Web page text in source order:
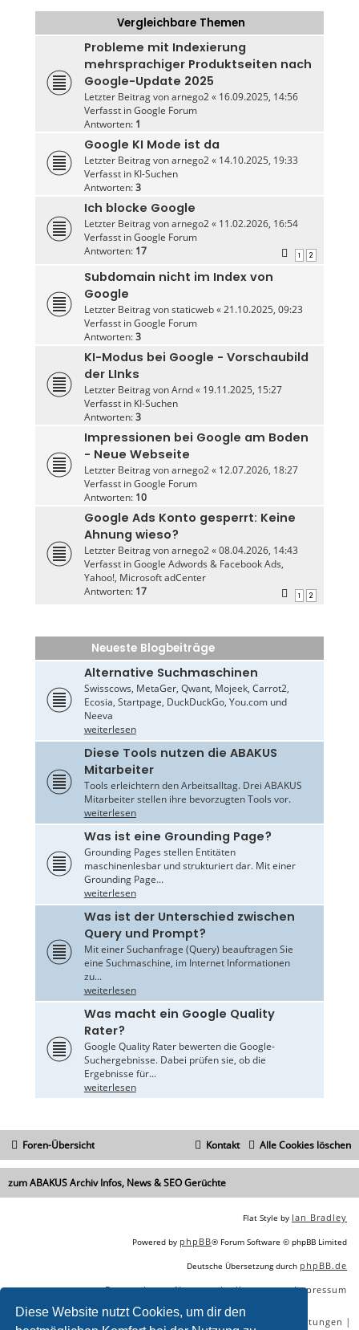
Diese Website nutzt Cookies, um dir den
Vergleichbare Themen
Probleme mit Indexierung
mehrsprachiger Produktseiten nach
Google-Update 2025
Letzter Beitrag vonarnego2« 16.09.2025, 14:56
Verfasst inGoogle Forum
Antworten: 1
Google KI Mode ist da
Letzter Beitrag vonarnego2« 14.10.2025, 19:33
Verfasst in KI-Suchen
Antworten:3
Ich blocke Google
Letzter Beitrag vonarnego2« 11.02.2026, 16:54
Verfasst inGoogle Forum
Antworten: 17 1 2
Subdomain nicht im Index von
Google
Letzter Beitrag vonstaticweb«21.10.2025, 09:23
Verfasst inGoogle Forum
Antworten:3
KI-Modus bei Google - Vorschaubild
der LInks
Letzter Beitrag vonArnd« 19.11.2025, 15:27
Verfasst in KI-Suchen
Antworten:3
Impressionen bei Google am Boden
- Neue Webseite
Letzter Beitrag vonarnego2« 12.07.2026, 18:27
Verfasst inGoogle Forum
Antworten: 10
Google Ads Konto gesperrt: Keine
Ahnung wieso?
Letzter Beitrag vonarnego2«08.04.2026, 14:43
Verfasst inGoogle Adwords & Facebook Ads,
Yahoo!, Microsoft adCenter
Antworten: 17 1 2
Neueste Blogbeiträge
Alternative Suchmaschinen
Swisscows, MetaGer, Qwant, Mojeek, Carrot2,
Ecosia, Startpage, DuckDuckGo, You.com und
Neeva
weiterlesen
Diese Tools nutzen die ABAKUS
Mitarbeiter
Tools erleichtern den Arbeitsalltag. Drei ABAKUS
Mitarbeiter stellen ihre bevorzugten Tools vor.
weiterlesen
Was ist eine Grounding Page?
Grounding Pages stellen Entitäten
maschinenlesbar und strukturiert dar. Mit einer
Grounding Page...
weiterlesen
Was ist der Unterschied zwischen
Query und Prompt?
Mit einer Suchanfrage (Query) beauftragen Sie
eine Suchmaschine, im Internet Informationen
zu...
weiterlesen
Was macht ein Google Quality
Rater?
Google Quality Rater bewerten die Google-
Suchergebnisse. Dabei prüfen sie, ob die
Ergebnisse für...
weiterlesen
Foren-Übersicht Alle Cookies löschen
Kontakt
zum ABAKUS Archiv Infos, News & SEO Gerüchte
Flat Style by Ian Bradley
Powered by phpBB® Forum Software © phpBB Limited
Deutsche Übersetzung durch phpBB.de
Datenschutz|Nutzungsbedingungen|Impressum
SEO Online Tools SEO Dienstleistungen |